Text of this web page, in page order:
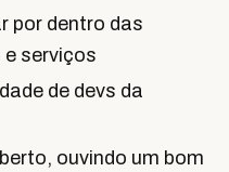
por dentro das
serviços
de devs da
ouvindo um bom